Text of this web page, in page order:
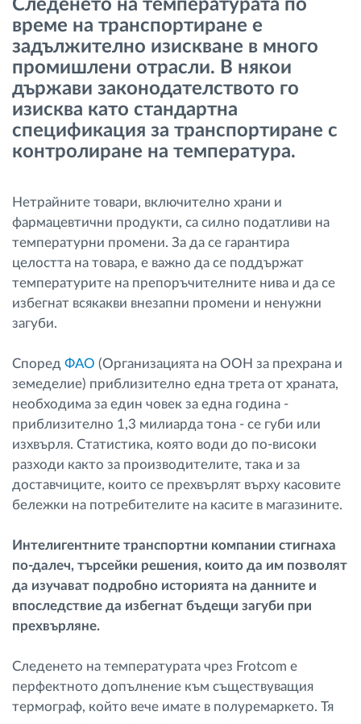
Управление на горивото
Планиране на маршрути и мониторинг
Автоматична идентификация на шофьора
Разберете за всички функционалности
Как отговаряме на нуждите на всяка
Калкулатор за спестявания
Следенето на температурата по
време на транспортиране e
задължително изискване в много
промишлени отрасли. В някои
държави законодателството го
изисква като стандартна
спецификация за транспортиране с
контролиране на температура.
Нетрайните товари, включително храни и
фармацевтични продукти, са силно податливи на
температурни промени. За да се гарантира
целостта на товара, е важно да се поддържат
температурите на препоръчителните нива и да се
избегнат всякакви внезапни промени и ненужни
загуби.
Според ФАО (Организацията на ООН за прехрана и
земеделие) приблизително една трета от храната,
необходима за един човек за една година -
приблизително 1,3 милиарда тона - се губи или
изхвърля. Статистика, която води до по-високи
разходи както за производителите, така и за
доставчиците, които се прехвърлят върху касовите
бележки на потребителите на касите в магазините.
Интелигентните транспортни компании стигнаха
по-далеч, търсейки решения, които да им позволят
да изучават подробно историята на данните и
впоследствие да избегнат бъдещи загуби при
прехвърляне.
Следенето на температурата чрез Frotcom е
перфектното допълнение към съществуващия
термограф, който вече имате в полуремаркето. Тя